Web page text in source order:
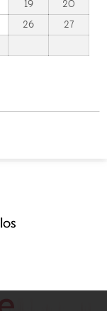
19
20
26
27